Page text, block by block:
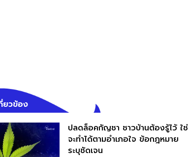
ยวข้อง
ปลดล็อคกัญชา ชาวบ้านต้องรู้ไว้ ใช่
จะทำได้ตามอำเภอใจ ข้อกฎหมาย
ระบุชัดเจน